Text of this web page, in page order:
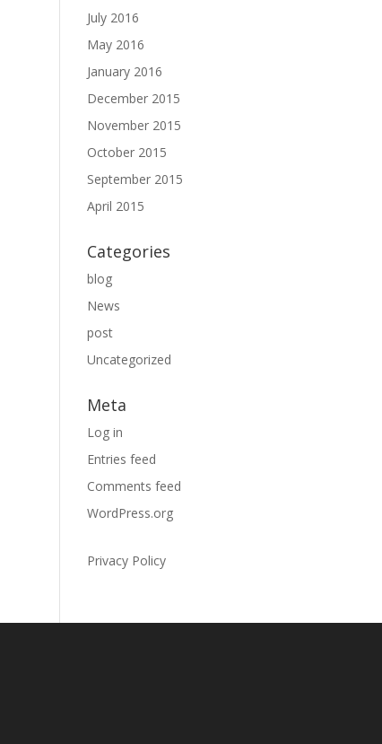
July 2016
May 2016
January 2016
December 2015
November 2015
October 2015
September 2015
April 2015
Categories
blog
News
post
Uncategorized
Meta
Log in
Entries feed
Comments feed
WordPress.org
Privacy Policy